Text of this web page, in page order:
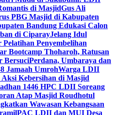
di MasjidGus Ali
PBG Masjid di Kabupaten
Bandung Edukasi Calon
di CiparayJelang Idul
Penyembelihan
Bootcamp Thoharoh, Ratusan
BersuciPerdana, Umbaraya dan
Jamaah UmrohWarga LDII
Kebersihan di Masjid
1446 HPC LDII Soreang
Atap Masjid Roudhotul
Wawasan Kebangsaan
PAC LDII dan MUI Desa